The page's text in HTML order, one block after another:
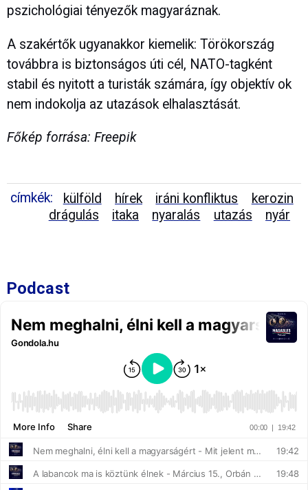
pszichológiai tényezők magyaráznak.
A szakértők ugyanakkor kiemelik: Törökország
továbbra is biztonságos úti cél, NATO-tagként
stabil és nyitott a turisták számára, így objektív ok
nem indokolja az utazások elhalasztását.
Főkép forrása: Freepik
címkék: külföld hírek iráni konfliktus
kerozin
drágulás
itaka nyaralás utazás nyár
Podcast